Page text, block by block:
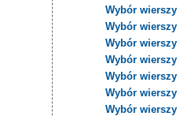
Wybór wierszy
Wybór wierszy
Wybór wierszy
Wybór wierszy
Wybór wierszy
Wybór wierszy
Wybór wierszy